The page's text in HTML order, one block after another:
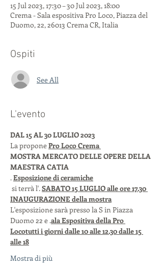
15 Jul 2023, 17:30 – 30 Jul 2023, 18:00
Crema - Sala espositiva Pro Loco, Piazza del
Duomo, 22, 26013 Crema CR, Italia
Ospiti
See All
L'evento
DAL 15 AL 30 LUGLIO 2023
La propone Pro Loco Crema
MOSTRA MERCATO DELLE OPERE DELLA
MAESTRA CATIA
. Esposizione di ceramiche
si terrà l'. SABATO 15 LUGLIO alle ore 17.30
INAUGURAZIONE della mostra
L'esposizione sarà presso la S in Piazza
Duomo 22 e .ala Espositiva della Pro
Locotutti i giorni dalle 10 alle 12.30 dalle 15
alle 18
Mostra di più